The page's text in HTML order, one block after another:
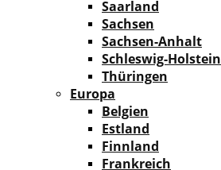
Saarland
Sachsen
Sachsen-Anhalt
Schleswig-Holstein
Thüringen
Europa
Belgien
Estland
Finnland
Frankreich